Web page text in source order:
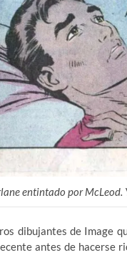
entintado por McLeod.
dibujantes de Image
antes de hacerse